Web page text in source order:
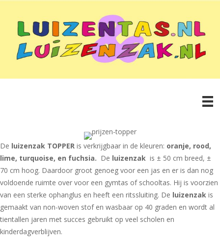
De luizenzak TOPPER is verkrijgbaar in de kleuren: oranje, rood,
lime, turquoise, en fuchsia. De luizenzak is ± 50 cm breed, ±
70 cm hoog. Daardoor groot genoeg voor een jas en er is dan nog
voldoende ruimte over voor een gymtas of schooltas. Hij is voorzien
van een sterke ophanglus en heeft een ritssluiting. De luizenzak is
gemaakt van non-woven stof en wasbaar op 40 graden en wordt al
tientallen jaren met succes gebruikt op veel scholen en
kinderdagverblijven.